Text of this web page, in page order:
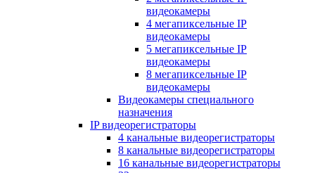
видеокамеры
4 мегапиксельные IP
видеокамеры
5 мегапиксельные IP
видеокамеры
8 мегапиксельные IP
видеокамеры
Видеокамеры специального
назначения
IP видеорегистраторы
4 канальные видеорегистраторы
8 канальные видеорегистраторы
16 канальные видеорегистраторы